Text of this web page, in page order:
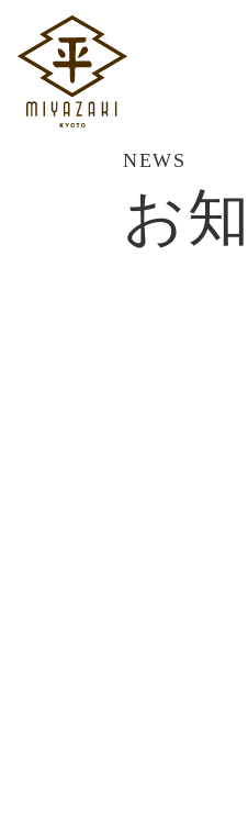
NEWS
お